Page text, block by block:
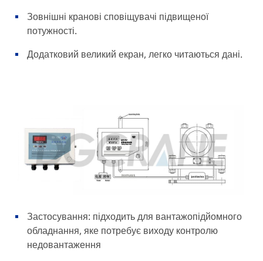
Зовнішні кранові сповіщувачі підвищеної
потужності.
Додатковий великий екран, легко читаються дані.
Застосування: підходить для вантажопідйомного
обладнання, яке потребує виходу контролю
недовантаження